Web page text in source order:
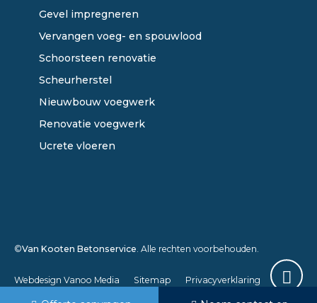
Gevel impregneren
Vervangen voeg- en spouwlood
Schoorsteen renovatie
Scheurherstel
Nieuwbouw voegwerk
Renovatie voegwerk
Ucrete vloeren
©Van Kooten Betonservice . Alle rechten voorbehouden.
Webdesign Vanoo Media Sitemap Privacyverklaring